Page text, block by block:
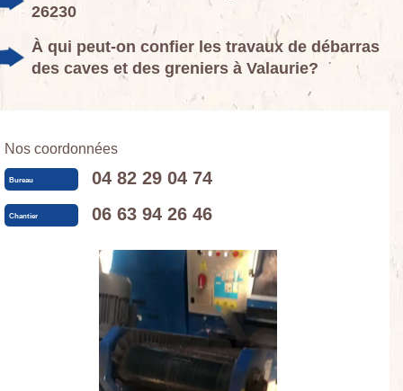
26230
À qui peut-on confier les travaux de débarras
des caves et des greniers à Valaurie?
Nos coordonnées
Bureau 04 82 29 04 74
Chantier 06 63 94 26 46